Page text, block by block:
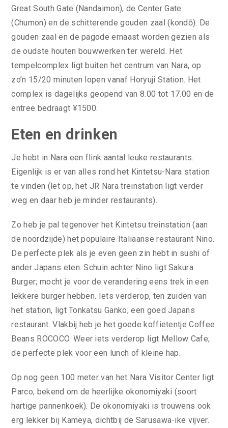
Great South Gate (Nandaimon), de Center Gate
(Chumon) en de schitterende gouden zaal (kondō). De
gouden zaal en de pagode ernaast worden gezien als
de oudste houten bouwwerken ter wereld. Het
tempelcomplex ligt buiten het centrum van Nara, op
zo’n 15/20 minuten lopen vanaf Horyuji Station. Het
complex is dagelijks geopend van 8.00 tot 17.00 en de
entree bedraagt ¥1500.
Eten en drinken
Je hebt in Nara een flink aantal leuke restaurants.
Eigenlijk is er van alles rond het Kintetsu-Nara station
te vinden (let op, het JR Nara treinstation ligt verder
weg en daar heb je minder restaurants).
Zo heb je pal tegenover het Kintetsu treinstation (aan
de noordzijde) het populaire Italiaanse restaurant Nino.
De perfecte plek als je even geen zin hebt in sushi of
ander Japans eten. Schuin achter Nino ligt Sakura
Burger; mocht je voor de verandering eens trek in een
lekkere burger hebben. Iets verderop, ten zuiden van
het station, ligt Tonkatsu Ganko; een goed Japans
restaurant. Vlakbij heb je het goede koffietentje Coffee
Beans ROCOCO. Weer iets verderop ligt Mellow Cafe;
de perfecte plek voor een lunch of kleine hap.
Op nog geen 100 meter van het Nara Visitor Center ligt
Parco; bekend om de heerlijke okonomiyaki (soort
hartige pannenkoek). De okonomiyaki is trouwens ook
erg lekker bij Kameya, dichtbij de Sarusawa-ike vijver.